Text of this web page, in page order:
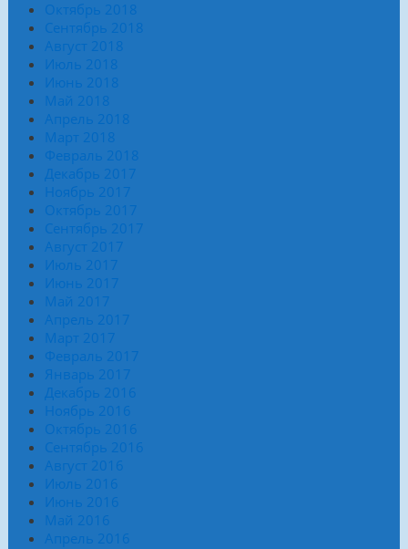
Октябрь 2018
Сентябрь 2018
Август 2018
Июль 2018
Июнь 2018
Май 2018
Апрель 2018
Март 2018
Февраль 2018
Декабрь 2017
Ноябрь 2017
Октябрь 2017
Сентябрь 2017
Август 2017
Июль 2017
Июнь 2017
Май 2017
Апрель 2017
Март 2017
Февраль 2017
Январь 2017
Декабрь 2016
Ноябрь 2016
Октябрь 2016
Сентябрь 2016
Август 2016
Июль 2016
Июнь 2016
Май 2016
Апрель 2016